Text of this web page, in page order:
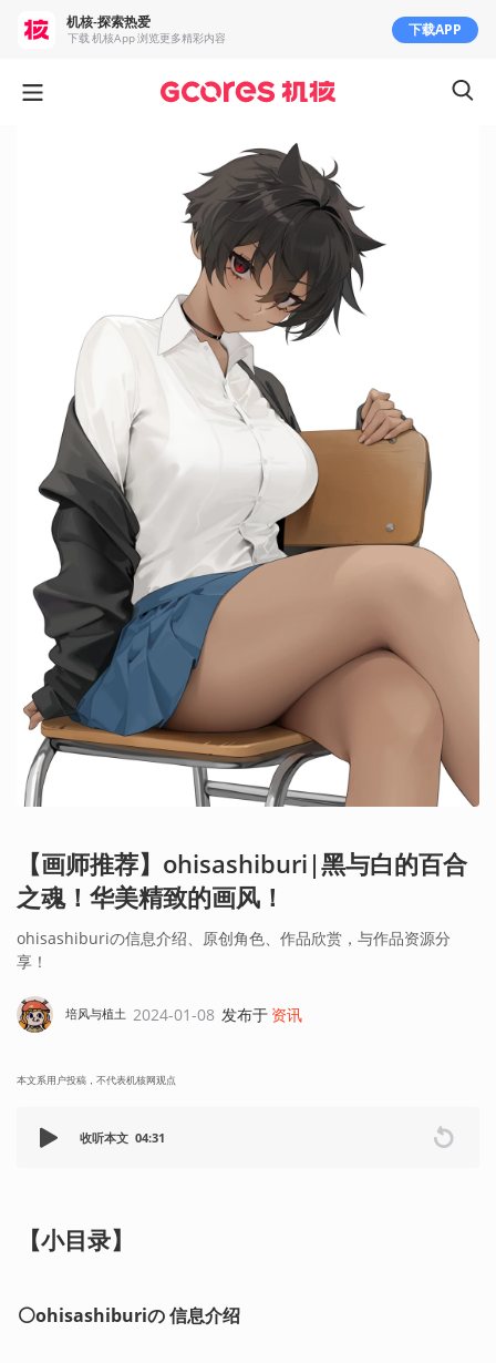
【画师推荐】ohisashiburi|黑与白的百合
之魂！华美精致的画风！
ohisashiburiの信息介绍、原创角色、作品欣赏，与作品资源分
享！
培风与植土 2024-01-08 发布于 资讯
本文系用户投稿，不代表机核网观点
收听本文 04:31
【小目录】
⚪ohisashiburiの 信息介绍
机核-探索热爱
下载 机核App 浏览更多精彩内容 下载APP